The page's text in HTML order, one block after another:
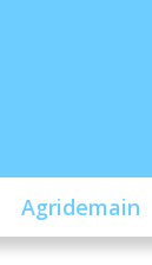
Agridemain